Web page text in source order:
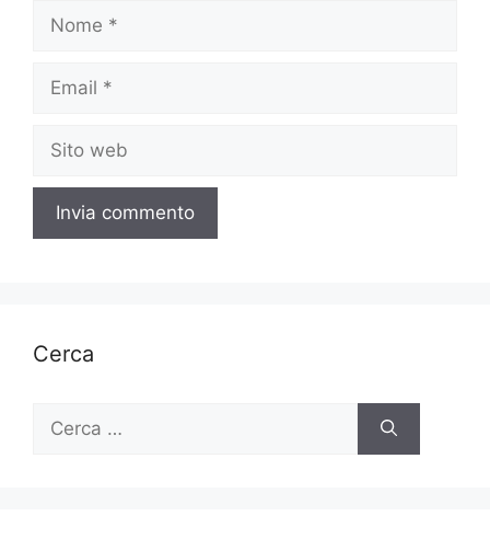
Nome
Email
Sito
web
Cerca
Ricerca